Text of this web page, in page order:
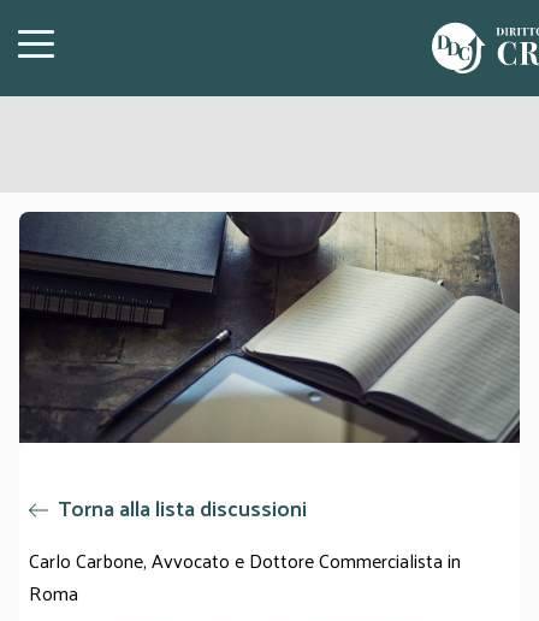
Torna alla lista discussioni
Carlo Carbone,Avvocato e Dottore Commercialista in
Roma